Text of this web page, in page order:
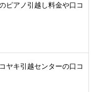
ピアノ引越し料金や口コ
ヤキ引越センターの口コ